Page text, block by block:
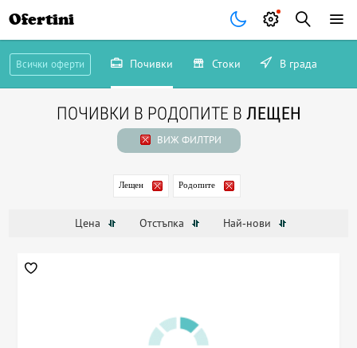
Ofertini
Всички оферти Почивки Стоки В града
ПОЧИВКИ В РОДОПИТЕ В ЛЕЩЕН
ВИЖ ФИЛТРИ
Лещен Родопите
Цена Отстъпка Най-нови